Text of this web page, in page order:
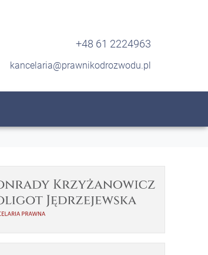
+48 61 2224963
kancelaria@prawnikodrozwodu.pl